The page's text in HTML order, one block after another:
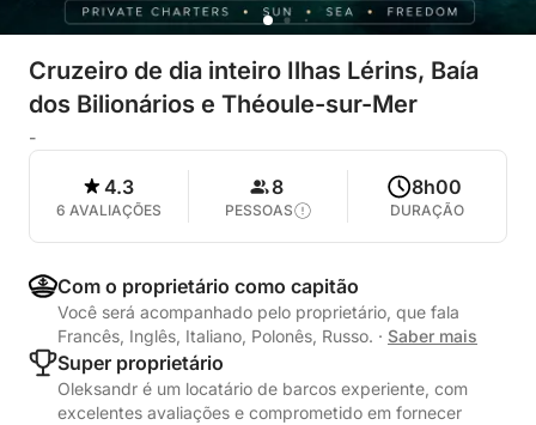
Cruzeiro de dia inteiro Ilhas Lérins, Baía
dos Bilionários e Théoule-sur-Mer
-
4.3
6 AVALIAÇÕES
8
PESSOAS
8h00
DURAÇÃO
Com o proprietário como capitão
Você será acompanhado pelo proprietário, que fala
Francês, Inglês, Italiano, Polonês, Russo. · Saber mais
Super proprietário
Oleksandr é um locatário de barcos experiente, com
excelentes avaliações e comprometido em fornecer